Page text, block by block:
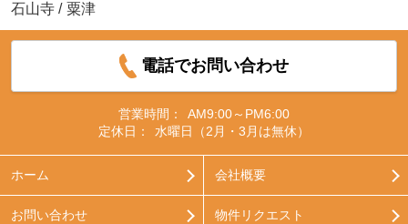
石山寺 / 粟津
電話でお問い合わせ
営業時間：
AM9:00～PM6:00
定休日：
水曜日（2月・3月は無休）
ホーム 会社概要
お問い合わせ 物件リクエスト